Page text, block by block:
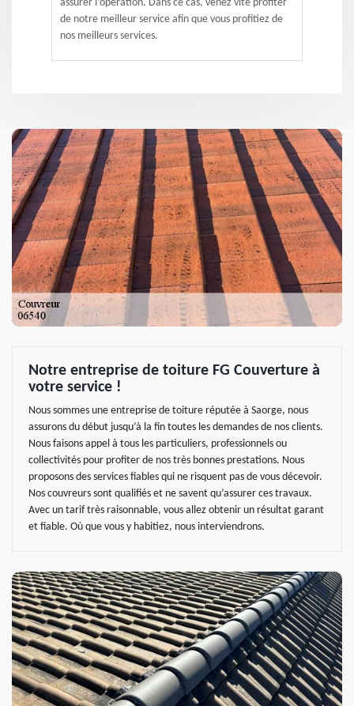
assurer l’opération. Dans ce cas, venez vite profiter
de notre meilleur service afin que vous profitiez de
nos meilleurs services.
Notre entreprise de toiture FG Couverture à
votre service !
Nous sommes une entreprise de toiture réputée à Saorge, nous
assurons du début jusqu’à la fin toutes les demandes de nos clients.
Nous faisons appel à tous les particuliers, professionnels ou
collectivités pour profiter de nos très bonnes prestations. Nous
proposons des services fiables qui ne risquent pas de vous décevoir.
Nos couvreurs sont qualifiés et ne savent qu’assurer ces travaux.
Avec un tarif très raisonnable, vous allez obtenir un résultat garant
et fiable. Où que vous y habitiez, nous interviendrons.